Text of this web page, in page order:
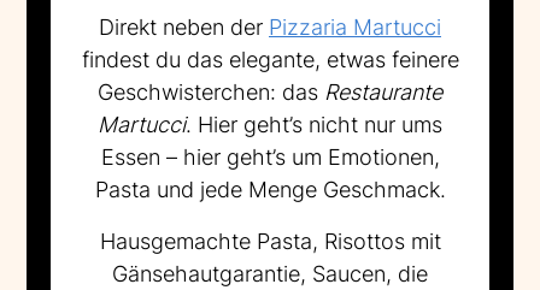
Direkt neben der Pizzaria Martucci
findest du das elegante, etwas feinere
Geschwisterchen: das Restaurante
Martucci. Hier geht’s nicht nur ums
Essen – hier geht’s um Emotionen,
Pasta und jede Menge Geschmack.
Hausgemachte Pasta, Risottos mit
Gänsehautgarantie, Saucen, die